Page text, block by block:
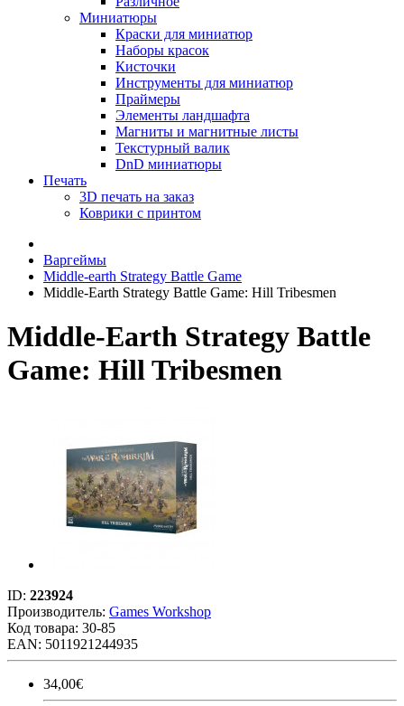
Миниатюры
Краски для миниатюр
Наборы красок
Кисточки
Инструменты для миниатюр
Праймеры
Элементы ландшафта
Магниты и магнитные листы
Текстурный валик
DnD миниатюры
Печать
3D печать на заказ
Коврики с принтом
Варгеймы
Middle-earth Strategy Battle Game
Middle-Earth Strategy Battle Game: Hill Tribesmen
Middle-Earth Strategy Battle
Game: Hill Tribesmen
ID: 223924
Производитель: Games Workshop
Код товара: 30-85
EAN: 5011921244935
34,00€